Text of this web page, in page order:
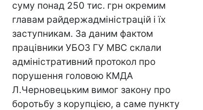
суму понад 250 тис. грн окремим
главам райдержадміністрацій і їх
заступникам. За даним фактом
працівники УБОЗ ГУ МВС склали
адміністративний протокол про
порушення головою КМДА
Л.Черновецьким вимог закону про
боротьбу з корупцією, а саме пункту